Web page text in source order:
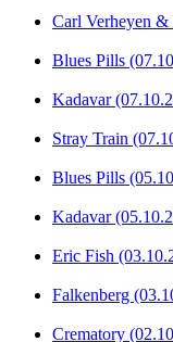
Carl Verheyen
Blues Pills
Kadavar
Stray Train
Blues Pills
Kadavar
Eric Fish
Falkenberg
Crematory